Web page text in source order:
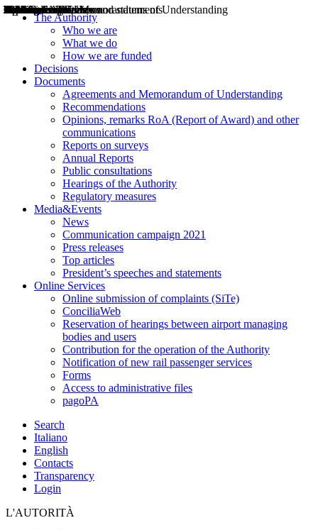
The Authority
Who we are
What we do
How we are funded
Decisions
Documents
Agreements and Memorandum of Understanding
Recommendations
Opinions, remarks RoA (Report of Award) and other
communications
Reports on surveys
Annual Reports
Public consultations
Hearings of the Authority
Regulatory measures
Media&Events
News
Communication campaign 2021
Press releases
Top articles
President’s speeches and statements
Online Services
Online submission of complaints (SiTe)
ConciliaWeb
Reservation of hearings between airport managing
bodies and users
Contribution for the operation of the Authority
Notification of new rail passenger services
Forms
Access to administrative files
pagoPA
Search
Italiano
English
Contacts
Transparency
Login
L'AUTORITÀ
Decisions
Opinions
Public consultations
Hearings
Recommendations
Agreements and Memorandums of Understanding
Relazioni annuali
Misure di regolazione
News
Press Releases
Bollettini ART
Convegni ART
President’s interviews
Top articles
President’s speeches and statements
2004
2005
2010
2013
2014
2015
2016
2017
2018
2019
202
2020
2021
2022
2023
2024
2025
2026
Aereo
Marittimo
Terrestre